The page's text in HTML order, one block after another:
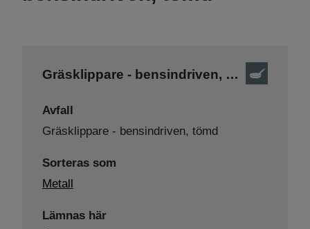
Gräsklippare - bensindriven, tömd
Avfall
Gräsklippare - bensindriven, tömd
Sorteras som
Metall
Lämnas här